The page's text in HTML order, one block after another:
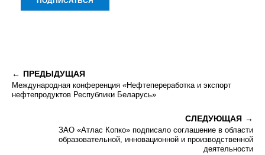
ПРЕДЫДУЩАЯ
Международная конференция «Нефтепереработка и экспорт
нефтепродуктов Республики Беларусь»
СЛЕДУЮЩАЯ
ЗАО «Атлас Копко» подписало соглашение в области
образовательной, инновационной и производственной
деятельности